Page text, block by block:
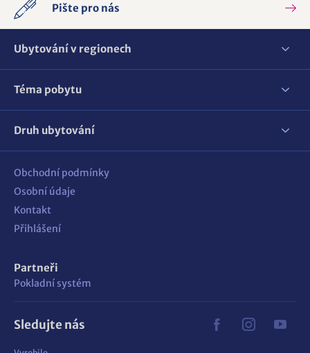
Pište pro nás
Ubytování v regionech
Téma pobytu
Druh ubytování
Obchodní podmínky
Osobní údaje
Kontakt
Přihlášení
Partneři
Pokladní systém
Sledujte nás